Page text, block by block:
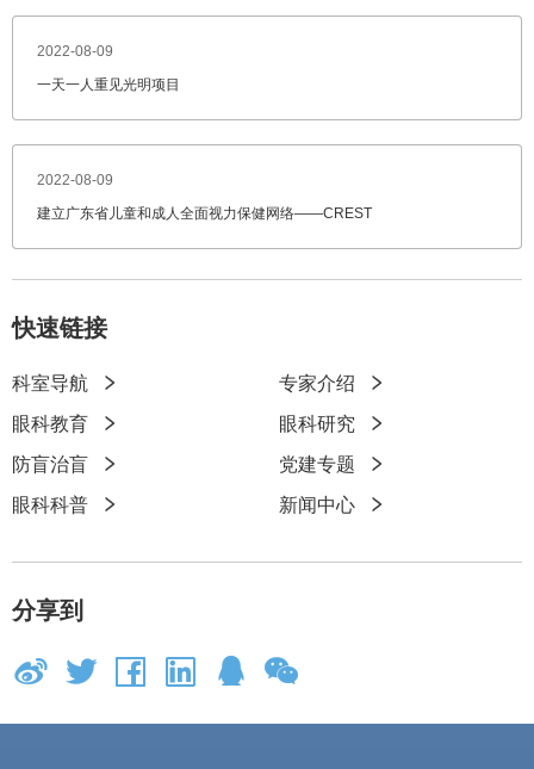
2022-08-09
一天一人重见光明项目
2022-08-09
建立广东省儿童和成人全面视力保健网络——CREST
快速链接
快
速
链
科室导航
专家介绍
眼科教育
眼科研究
防盲治盲
党建专题
眼科科普
新闻中心
分享到